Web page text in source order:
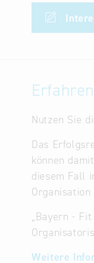
Mit dem
vielfältige
zu einem
In
und
Weitere
Nutzen Sie
Das
können
diesem Fall
„Bayern -
Weitere